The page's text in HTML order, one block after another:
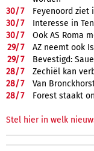
30/7
Feyenoord ziet
30/7
Interesse in
30/7
Ook AS Roma
29/7
AZ neemt ook
29/7
Bevestigd:
28/7
Zechiël kan
28/7
Van
28/7 Forest staakt
Stel hier in welk